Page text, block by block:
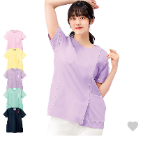
favorite